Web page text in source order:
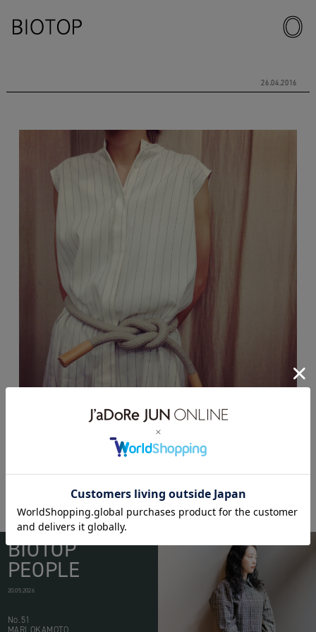
26.04.2016
BIOTOP
PEOPLE
20.05.2026
No.51